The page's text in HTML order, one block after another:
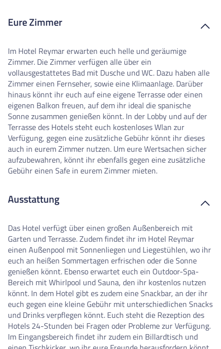
Eure Zimmer
Im Hotel Reymar erwarten euch helle und geräumige
Zimmer. Die Zimmer verfügen alle über ein
vollausgestattetes Bad mit Dusche und WC. Dazu haben alle
Zimmer einen Fernseher, sowie eine Klimaanlage. Darüber
hinaus könnt ihr euch auf eine eigene Terrasse oder einen
eigenen Balkon freuen, auf dem ihr ideal die spanische
Sonne zusammen genießen könnt. In der Lobby und auf der
Terrasse des Hotels steht euch kostenloses Wlan zur
Verfügung, gegen eine zusätzliche Gebühr könnt ihr dieses
auch in eurem Zimmer nutzen. Um eure Wertsachen sicher
aufzubewahren, könnt ihr ebenfalls gegen eine zusätzliche
Gebühr einen Safe in eurem Zimmer mieten.
Ausstattung
Das Hotel verfügt über einen großen Außenbereich mit
Garten und Terrasse. Zudem findet ihr im Hotel Reymar
einen Außenpool mit Sonnenliegen und Liegestühlen, wo ihr
euch an heißen Sommertagen erfrischen oder die Sonne
genießen könnt. Ebenso erwartet euch ein Outdoor-Spa-
Bereich mit Whirlpool und Sauna, den ihr kostenlos nutzen
könnt. In dem Hotel gibt es zudem eine Snackbar, an der ihr
euch gegen eine kleine Gebühr mit unterschiedlichen Snacks
und Drinks verpflegen könnt. Euch steht die Rezeption des
Hotels 24-Stunden bei Fragen oder Probleme zur Verfügung.
Im Eingangsbereich findet ihr zudem ein Billardtisch und